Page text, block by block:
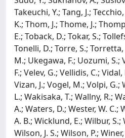
Takeuchi, Y.; Tang, J.;
K.; Thom, J.; Thome, J.;
E.; Toback, D.; Tokar, S.;
Tonelli, D.; Torre, S.;
M.; Ukegawa, F.; Uozumi, S.;
F.; Velev, G.; Vellidis, C.;
Vizan, J.; Vogel, M.; Volpi, G.;
L.; Wakisaka, T.; Wallny, R.;
A.; Waters, D.; Wester, W.
A. B.; Wicklund, E.; Wilbur, S.;
Wilson, J. S.; Wilson, P.;